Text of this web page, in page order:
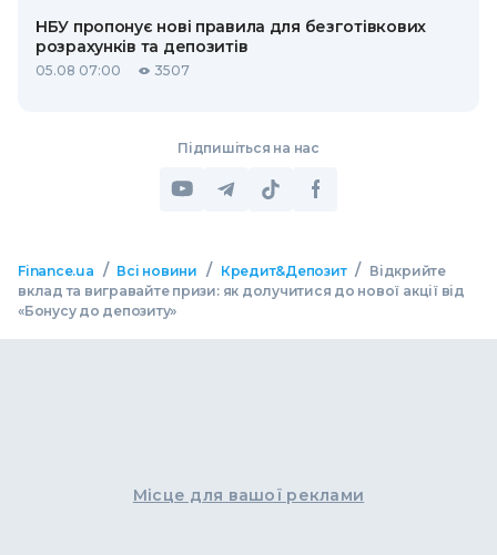
НБУ пропонує нові правила для безготівкових
розрахунків та депозитів
05.08 07:00 3507
Підпишіться на нас
Finance.ua / Всі новини / Кредит&Депозит / Відкрийте
вклад та вигравайте призи: як долучитися до нової акції від
«Бонусу до депозиту»
Місце для вашої реклами